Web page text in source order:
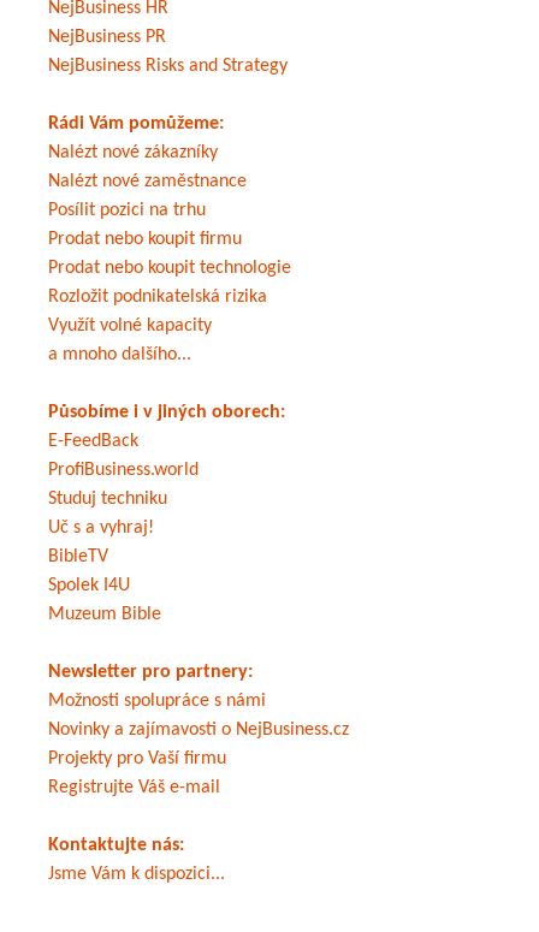
NejBusiness HR
NejBusiness PR
NejBusiness Risks and Strategy
Rádi Vám pomůžeme:
Nalézt nové zákazníky
Nalézt nové zaměstnance
Posílit pozici na trhu
Prodat nebo koupit firmu
Prodat nebo koupit technologie
Rozložit podnikatelská rizika
Využít volné kapacity
a mnoho dalšího...
Působíme i v jiných oborech:
E-FeedBack
ProfiBusiness.world
Studuj techniku
Uč s a vyhraj!
BibleTV
Spolek I4U
Muzeum Bible
Newsletter pro partnery:
Možnosti spolupráce s námi
Novinky a zajímavosti o NejBusiness.cz
Projekty pro Vaší firmu
Registrujte Váš e-mail
Kontaktujte nás:
Jsme Vám k dispozici...